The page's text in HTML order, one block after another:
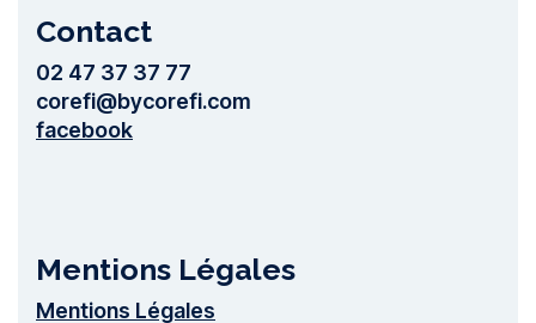
Contact
02 47 37 37 77
corefi@bycorefi.com
facebook
Mentions Légales
Mentions Légales